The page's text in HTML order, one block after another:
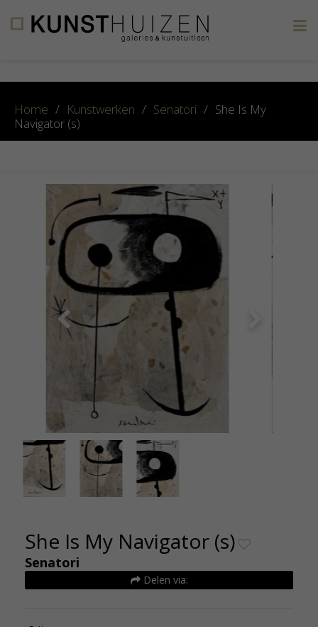
Home / Kunstwerken / Senatori / She Is My
Navigator (s)
She Is My Navigator (s) 2026 - Selwyn Senatori -
Kunsthuizen 2
She Is My Navigator (s)
Senatori
Delen via: